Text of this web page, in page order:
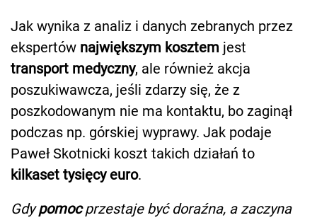
Jak wynika z analiz i danych zebranych przez
ekspertów największym kosztem jest
transport medyczny, ale również akcja
poszukiwawcza, jeśli zdarzy się, że z
poszkodowanym nie ma kontaktu, bo zaginął
podczas np. górskiej wyprawy. Jak podaje
Paweł Skotnicki koszt takich działań to
kilkaset tysięcy euro.
Gdypomocprzestaje być doraźna, a zaczyna